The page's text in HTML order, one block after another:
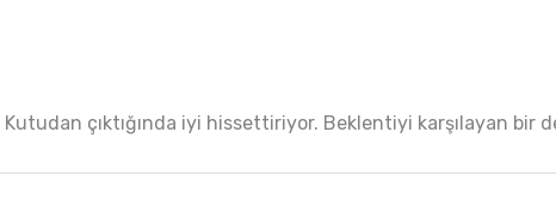
çıktığında iyi hissettiriyor. Beklentiyi karşılayan bir